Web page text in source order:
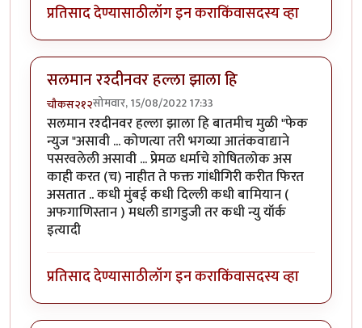
प्रतिसाद देण्यासाठीलॉग इन कराकिंवासदस्य व्हा
सलमान रश्दीनवर हल्ला झाला हि
चौकस२१२सोमवार, 15/08/2022 17:33
सलमान रश्दीनवर हल्ला झाला हि बातमीच मुळी "फेक
न्युज "असावी ... कोणत्या तरी भगव्या आतंकवाद्याने
पसरवलेली असावी ... प्रेमळ धर्माचे शोषितलोक अस
काही करत (च) नाहीत ते फक्त गांधीगिरी करीत फिरत
असतात .. कधी मुंबई कधी दिल्ली कधी बामियान (
अफगाणिस्तान ) मधली डागडुजी तर कधी न्यु यॉर्क
इत्यादी
प्रतिसाद देण्यासाठीलॉग इन कराकिंवासदस्य व्हा